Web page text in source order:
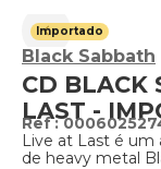
Importado
Black Sabbath
CD BLACK
LAST -
:
Live at Last é um
de heavy metal